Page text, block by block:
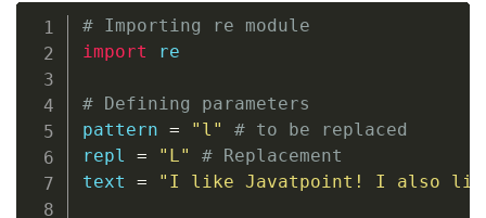
# Importing re module
import re
# Defining parameters
pattern = "l"
# to be replaced
repl = "L"
# Replacement
text = "I like Javatpoint! I also